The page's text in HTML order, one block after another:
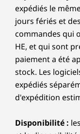
expédiés le
jours fériés et
commandes qui
HE, et qui sont
paiement a été
stock. Les
expédiés
d'expédition
Disponibilité :